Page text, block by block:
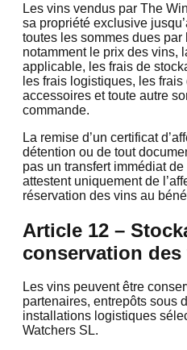
Les vins vendus par The
sa propriété exclusive
toutes les sommes dues
notamment le prix des vins,
applicable, les frais de
les frais logistiques, les
accessoires et toute autre
commande.
La remise d’un certificat
détention ou de tout
pas un transfert immédiat
attestent uniquement de
réservation des vins au
Article 12 –
conservation
Les vins peuvent être
partenaires, entrepôts sous
installations logistiques
Watchers SL.